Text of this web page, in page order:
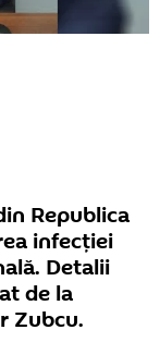
Republica
infecției
Detalii
de la
Zubcu.